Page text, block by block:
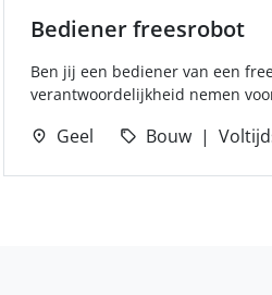
Bediener freesrobot
Ben jij een bediener van een
verantwoordelijkheid nemen
Geel Bouw